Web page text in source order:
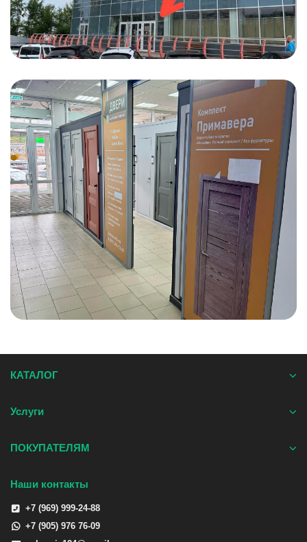
КАТАЛОГ
Услуги
ПОКУПАТЕЛЯМ
Наши контакты
+7 (969) 999-24-88
+7 (905) 976 76-09